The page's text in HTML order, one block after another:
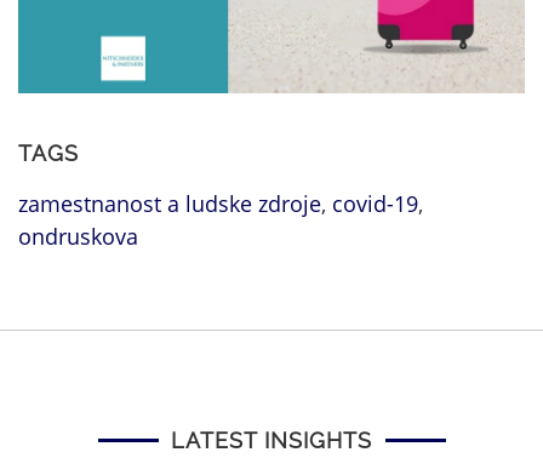
TAGS
zamestnanost a ludske zdroje, covid-19,
ondruskova
LATEST INSIGHTS